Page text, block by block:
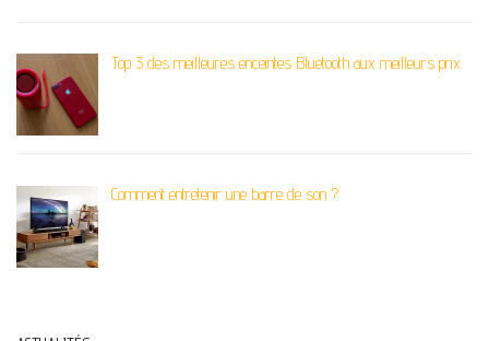
Top 3 des meilleures enceintes Bluetooth aux meilleurs prix
Comment entretenir une barre de son ?